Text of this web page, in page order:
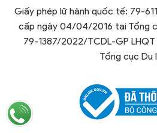
Giấy phép lữ hành quốc tế: 79-
cấp ngày 04/04/2016 tại Tổng
79-1387/2022/TCDL-GP
Tổng cục Du